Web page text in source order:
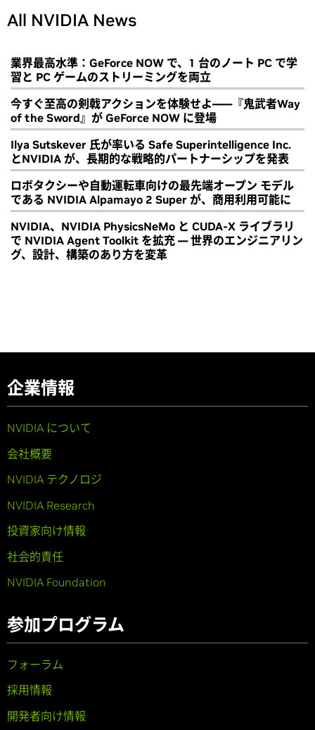
All NVIDIA News
業界最高水準：GeForce NOW で、1 台のノート PC で学
習と PC ゲームのストリーミングを両立
今すぐ至高の剣戟アクションを体験せよ――『鬼武者Way
of the Sword』が GeForce NOW に登場
Ilya Sutskever 氏が率いる Safe Superintelligence Inc.
とNVIDIA が、長期的な戦略的パートナーシップを発表
ロボタクシーや自動運転車向けの最先端オープン モデル
である NVIDIA Alpamayo 2 Super が、商用利用可能に
NVIDIA、NVIDIA PhysicsNeMo と CUDA-X ライブラリ
で NVIDIA Agent Toolkit を拡充 ― 世界のエンジニアリン
グ、設計、構築のあり方を変革
企業情報
NVIDIA について
会社概要
NVIDIA テクノロジ
NVIDIA Research
投資家向け情報
社会的責任
NVIDIA Foundation
参加プログラム
フォーラム
採用情報
開発者向け情報